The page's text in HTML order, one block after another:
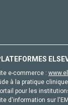
e-commerce :
à la pratique
pour les
d'information sur